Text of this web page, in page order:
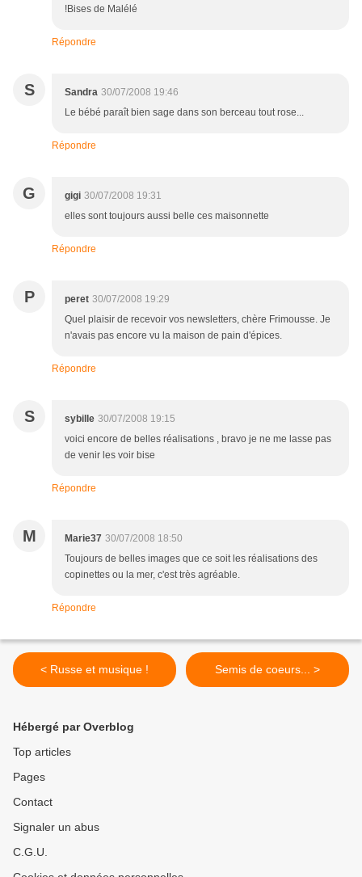
!Bises de Malélé
Répondre
S Sandra 30/07/2008 19:46
Le bébé paraît bien sage dans son berceau tout rose...
Répondre
G gigi 30/07/2008 19:31
elles sont toujours aussi belle ces maisonnette
Répondre
P peret 30/07/2008 19:29
Quel plaisir de recevoir vos newsletters, chère Frimousse. Je
n'avais pas encore vu la maison de pain d'épices.
Répondre
S sybille 30/07/2008 19:15
voici encore de belles réalisations , bravo je ne me lasse pas
de venir les voir bise
Répondre
M Marie37 30/07/2008 18:50
Toujours de belles images que ce soit les réalisations des
copinettes ou la mer, c'est très agréable.
Répondre
< Russe et musique ! Semis de coeurs... >
Hébergé par Overblog
Top articles
Pages
Contact
Signaler un abus
C.G.U.